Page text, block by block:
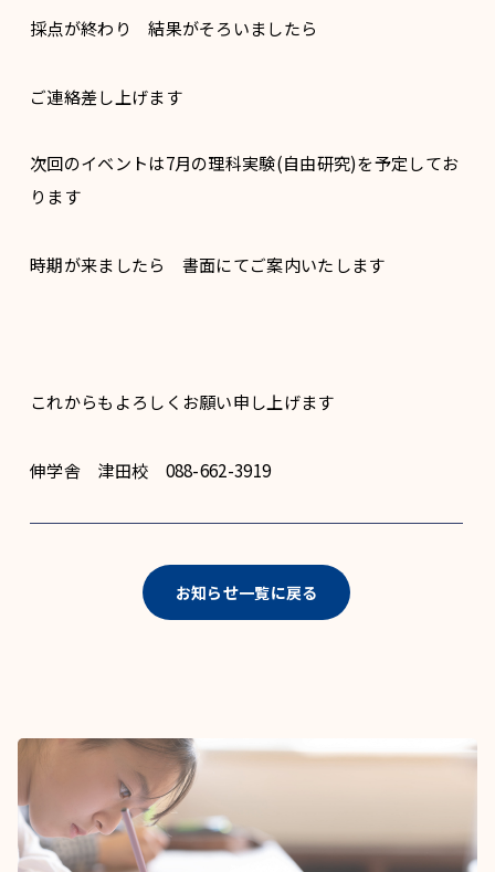
採点が終わり 結果がそろいましたら
ご連絡差し上げます
次回のイベントは7月の理科実験(自由研究)を予定してお
ります
時期が来ましたら 書面にてご案内いたします
これからもよろしくお願い申し上げます
伸学舎 津田校 088-662-3919
お知らせ一覧に戻る